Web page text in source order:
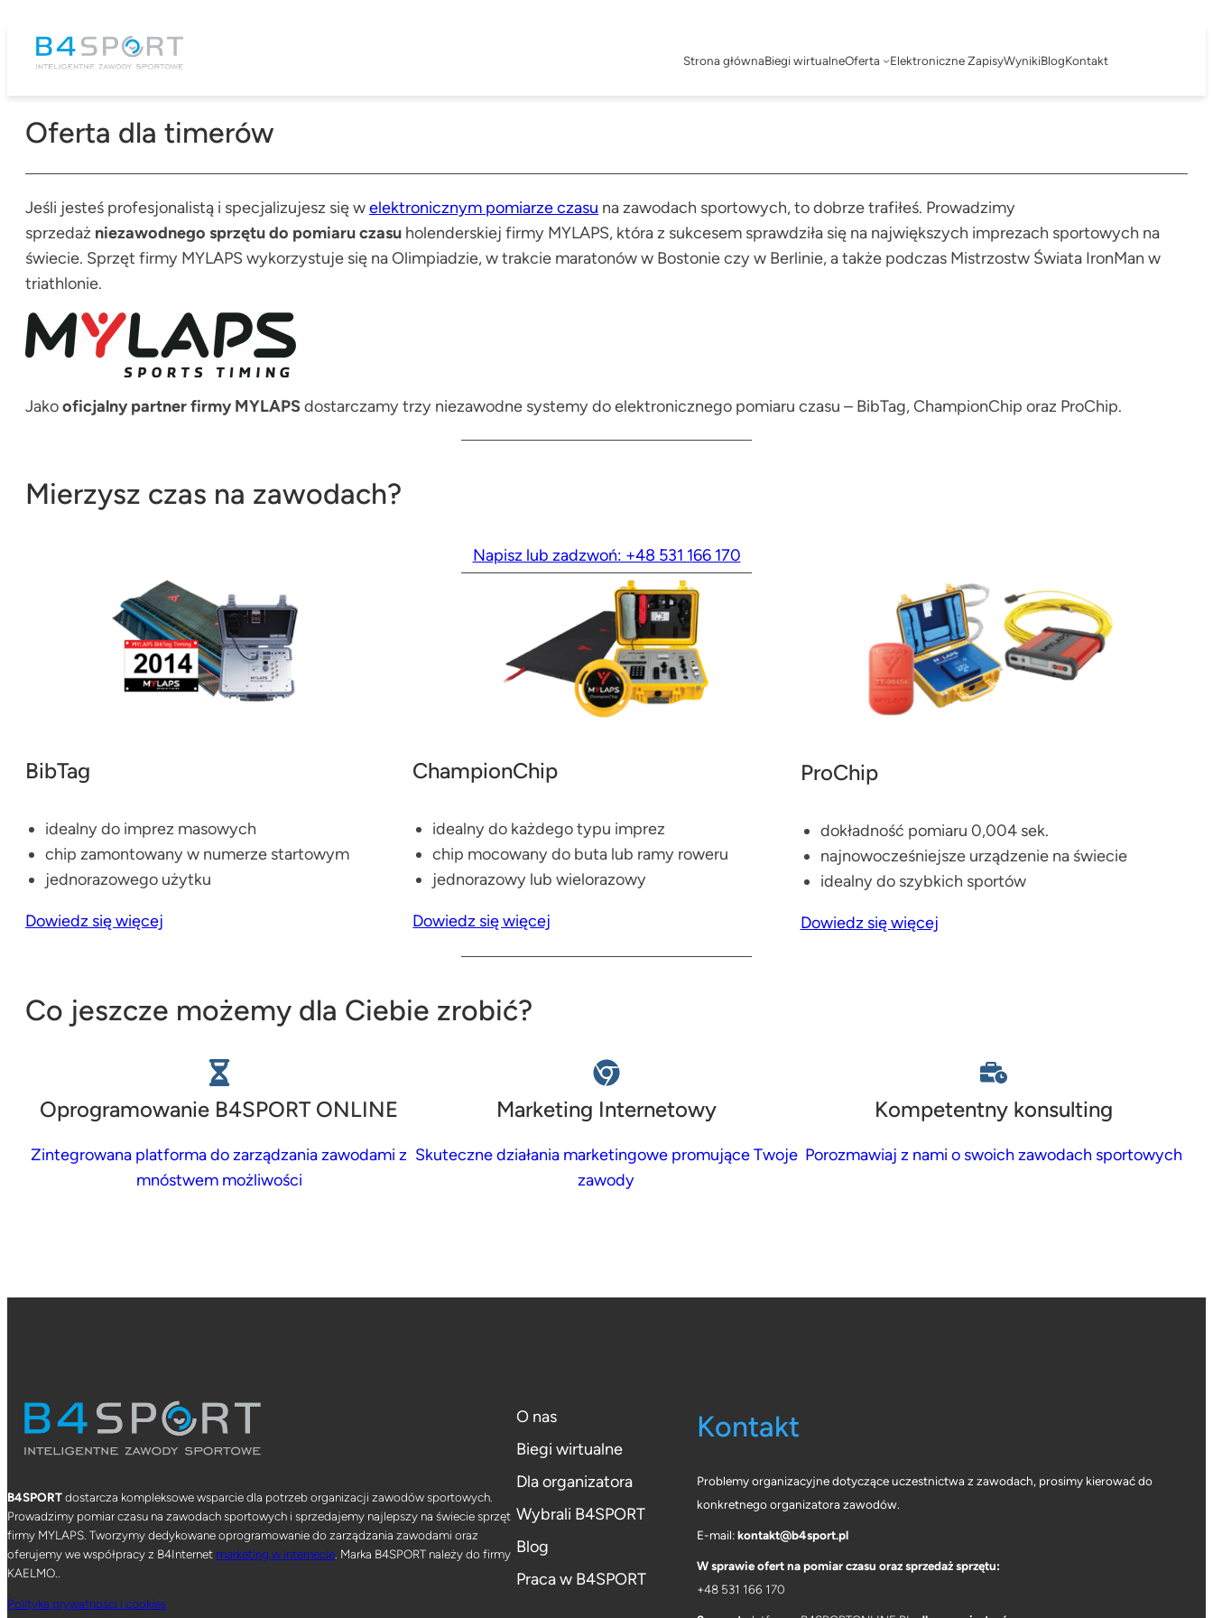
Przejdź
Strona głównaBiegi wirtualneOferta Elektroniczne ZapisyWynikiBlogKontakt
Oferta dla timerów
Jeśli jesteś profesjonalistą i specjalizujesz się welektronicznym pomiarze czasu na zawodach sportowych, to dobrze trafiłeś. Prowadzimy
sprzedaż niezawodnego sprzętu do pomiaru czasu holenderskiej firmy MYLAPS, która z sukcesem sprawdziła się na największych imprezach sportowych na
świecie. Sprzęt firmy MYLAPS wykorzystuje się na Olimpiadzie, w trakcie maratonów w Bostonie czy w Berlinie, a także podczas Mistrzostw Świata IronMan w
triathlonie.
Jakooficjalny partner firmy MYLAPSdostarczamy trzy niezawodne systemy do elektronicznego pomiaru czasu – BibTag, ChampionChip oraz ProChip.
Mierzysz czas na zawodach?
Napisz lub zadzwoń: +48 531 166 170
BibTag
idealny do imprez masowych
chip zamontowany w numerze startowym
jednorazowego użytku
Dowiedz się więcej
ChampionChip
idealny do każdego typu imprez
chip mocowany do buta lub ramy roweru
jednorazowy lub wielorazowy
Dowiedz się więcej
ProChip
dokładność pomiaru 0,004 sek.
najnowocześniejsze urządzenie na świecie
idealny do szybkich sportów
Dowiedz się więcej
Co jeszcze możemy dla Ciebie zrobić?
Oprogramowanie B4SPORT ONLINE
Zintegrowana platforma do zarządzania zawodami z
mnóstwem możliwości
Marketing Internetowy
Skuteczne działania marketingowe promujące Twoje
zawody
Kompetentny konsulting
Porozmawiaj z nami o swoich zawodach sportowych
B4SPORTdostarcza kompleksowe wsparcie dla potrzeb organizacji zawodów sportowych.
Prowadzimy pomiar czasu na zawodach sportowych i sprzedajemy najlepszy na świecie sprzęt
firmy MYLAPS. Tworzymy dedykowane oprogramowanie do zarządzania zawodami oraz
oferujemy we współpracy z B4Internet marketing w internecie . Marka B4SPORT należy do firmy
KAELMO..
Polityka prywatności i cookies
O nas
Biegi wirtualne
Dla organizatora
Wybrali B4SPORT
Blog
Praca w B4SPORT
Kontakt
Problemy organizacyjne dotyczące uczestnictwa z zawodach, prosimy kierować do
konkretnego organizatora zawodów.
E-mail:kontakt@b4sport.pl
W sprawie ofert na pomiar czasu oraz sprzedaż sprzętu:
+48 531 166 170